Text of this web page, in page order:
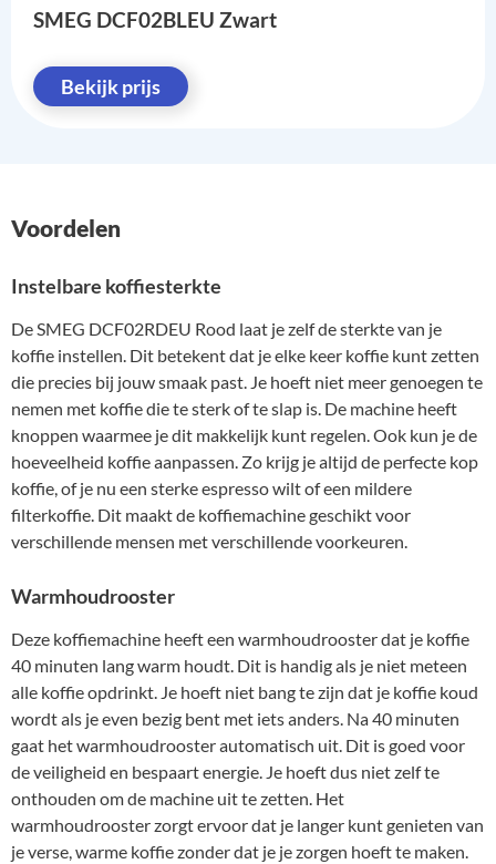
SMEG DCF02BLEU Zwart
Bekijk prijs
Voordelen
Instelbare koffiesterkte
De SMEG DCF02RDEU Rood laat je zelf de sterkte van je
koffie instellen. Dit betekent dat je elke keer koffie kunt zetten
die precies bij jouw smaak past. Je hoeft niet meer genoegen te
nemen met koffie die te sterk of te slap is. De machine heeft
knoppen waarmee je dit makkelijk kunt regelen. Ook kun je de
hoeveelheid koffie aanpassen. Zo krijg je altijd de perfecte kop
koffie, of je nu een sterke espresso wilt of een mildere
filterkoffie. Dit maakt de koffiemachine geschikt voor
verschillende mensen met verschillende voorkeuren.
Warmhoudrooster
Deze koffiemachine heeft een warmhoudrooster dat je koffie
40 minuten lang warm houdt. Dit is handig als je niet meteen
alle koffie opdrinkt. Je hoeft niet bang te zijn dat je koffie koud
wordt als je even bezig bent met iets anders. Na 40 minuten
gaat het warmhoudrooster automatisch uit. Dit is goed voor
de veiligheid en bespaart energie. Je hoeft dus niet zelf te
onthouden om de machine uit te zetten. Het
warmhoudrooster zorgt ervoor dat je langer kunt genieten van
je verse, warme koffie zonder dat je je zorgen hoeft te maken.